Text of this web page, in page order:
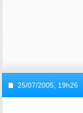
25/07/2005, 19h26